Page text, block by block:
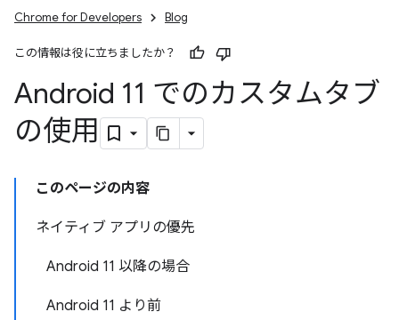
Chrome for Developers Blog
この情報は役に立ちましたか？
Android 11 でのカスタムタブ
の使用
このページの内容
ネイティブ アプリの優先
Android 11 以降の場合
Android 11 より前